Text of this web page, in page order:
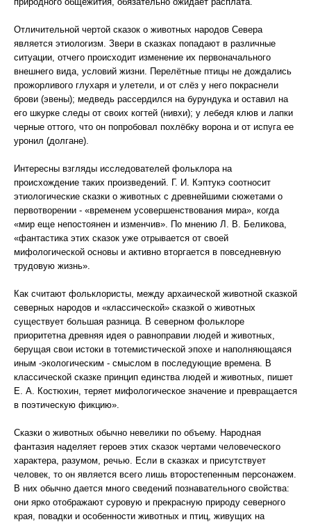
Отличительной чертой сказок о животных народов Севера
является этиологизм. Звери в сказках попадают в различные
ситуации, отчего происходит изменение их первоначального
внешнего вида, условий жизни. Перелётные птицы не дождались
прожорливого глухаря и улетели, и от слёз у него покраснели
брови (эвены); медведь рассердился на бурундука и оставил на
его шкурке следы от своих когтей (нивхи); у лебедя клюв и лапки
черные оттого, что он попробовал похлёбку ворона и от испуга ее
уронил (долгане).
Интересны взгляды исследователей фольклора на
происхождение таких произведений. Г. И. Кэптукэ соотносит
этиологические сказки о животных с древнейшими сюжетами о
первотворении - «временем усовершенствования мира», когда
«мир еще непостоянен и изменчив». По мнению Л. В. Беликова,
«фантастика этих сказок уже отрывается от своей
мифологической основы и активно вторгается в повседневную
трудовую жизнь».
Как считают фольклористы, между архаической животной сказкой
северных народов и «классической» сказкой о животных
существует большая разница. В северном фольклоре
приоритетна древняя идея о равноправии людей и животных,
берущая свои истоки в тотемистической эпохе и наполняющаяся
иным -экологическим - смыслом в последующие времена. В
классической сказке принцип единства людей и животных, пишет
Е. А. Костюхин, теряет мифологическое значение и превращается
в поэтическую фикцию».
Сказки о животных обычно невелики по объему. Народная
фантазия наделяет героев этих сказок чертами человеческого
характера, разумом, речью. Если в сказках и присутствует
человек, то он является всего лишь второстепенным персонажем.
В них обычно дается много сведений познавательного свойства:
они ярко отображают суровую и прекрасную природу северного
края, повадки и особенности животных и птиц, живущих на